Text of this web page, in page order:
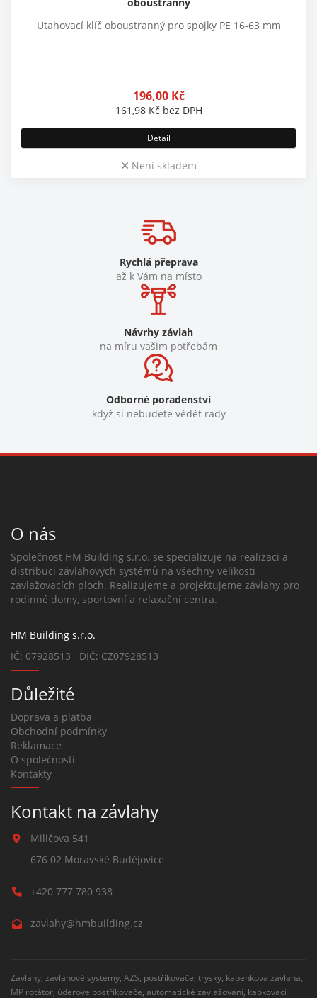
Utahovací klíč oboustranný pro spojky PE 16-63 mm
196,00 Kč
161,98 Kč bez DPH
Detail
Není skladem
Rychlá přeprava
až k Vám na místo
Návrhy závlah
na míru vašim potřebám
Odborné poradenství
když si nebudete vědět rady
O nás
Společnost HM Building s.r.o. se specializuje na realizaci a
distribuci závlahových systémů na všechny velikosti
zavlažovacích ploch. Realizujeme a projektujeme závlahy pro
rodinné domy, sportovní a relaxační centra.
HM Building s.r.o.
IČ: 07928513 DIČ: CZ07928513
Důležité
Doprava a platba
Obchodní podmínky
Reklamace
O společnosti
Kontakty
Kontakt na závlahy
Miličova 541
676 02 Moravské Budějovice
+420 777 780 938
zavlahy@hmbuilding.cz
Závlahy, závlahové systémy, AZS, postřikovače, trysky, kapenkova závlaha,
MP rotátor, úderove postřikovače, automatické zavlažovaní, kapkovací